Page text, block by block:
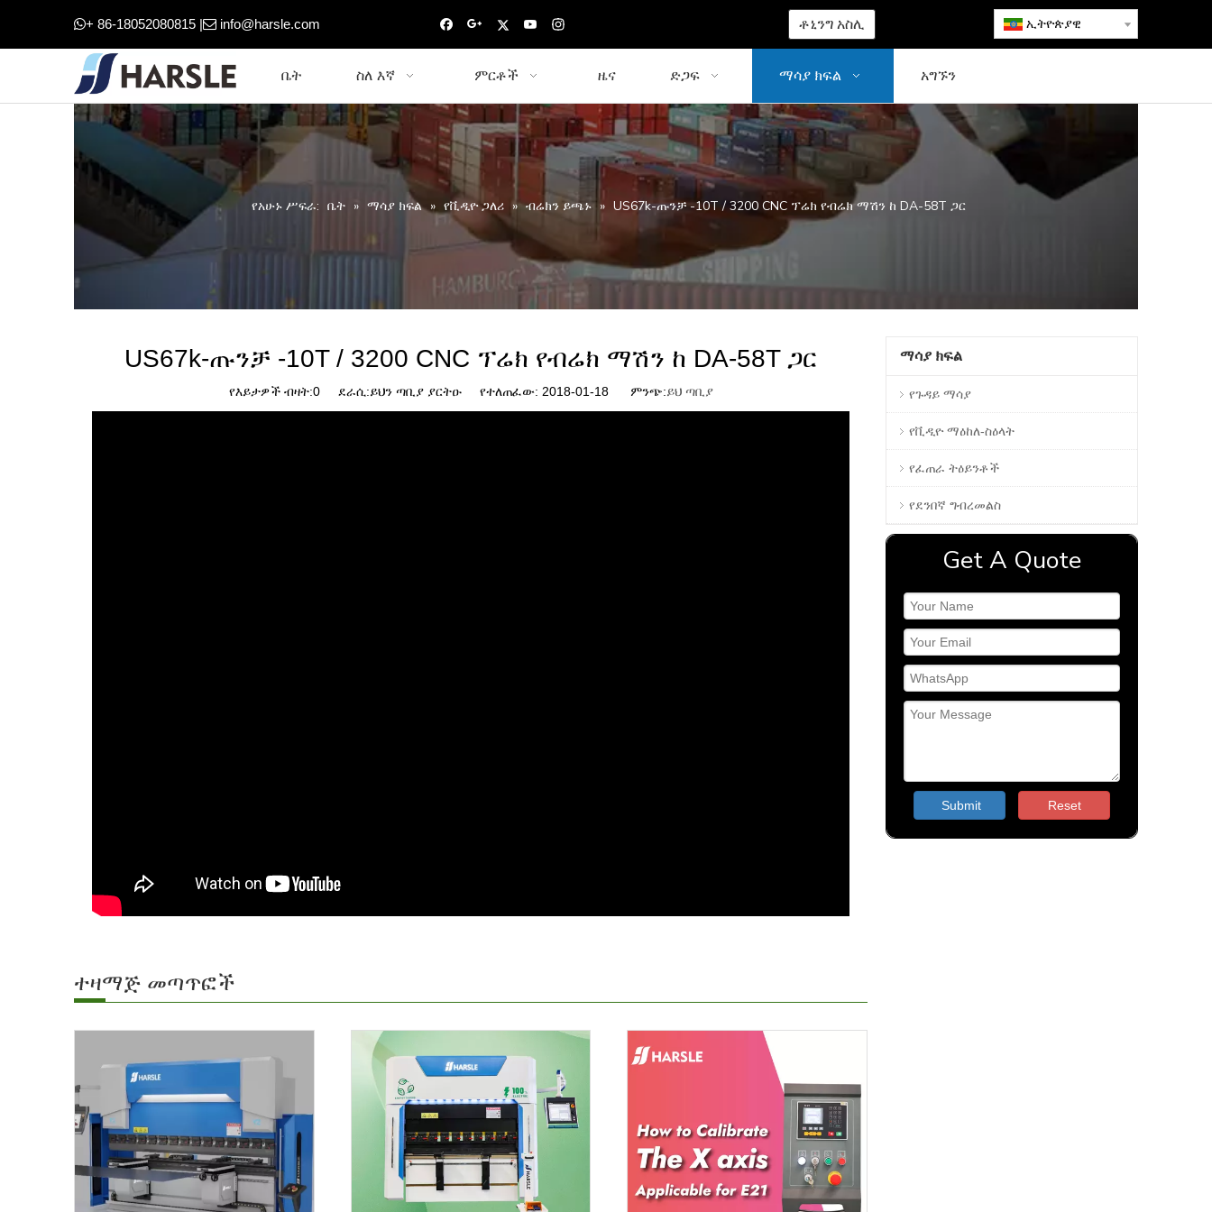
+ 86-18052080815 | info@harsle.com ቶኒንግ አስሊ ኢትዮጵያዊ
ቤት ስለ እኛ ምርቶች ዜና ድጋፍ ማሳያ ክፍል አግኙን
የአሁኑ ሥፍራ: ቤት » ማሳያ ክፍል » የቪዲዮ ጋለሪ » ብሬክን ይጫኑ » US67k-ጡንቻ -10T / 3200 CNC ፕሬክ የብሬክ ማሽን ከ DA-58T ጋር
US67k-ጡንቻ -10T / 3200 CNC ፕሬክ የብሬክ ማሽን ከ DA-58T ጋር
የእይታዎች ብዛት:0ደራሲ:ይህን ጣቢያ ያርትዑ የተለጠፈው: 2018-01-18 ምንጭ:ይህ ጣቢያ
ተዛማጅ መጣጥፎች
ማሳያ ክፍል
የጉዳይ ማሳያ
የቪዲዮ ማዕከለ-ስዕላት
የፈጠራ ትዕይንቶች
የደንበኛ ግብረመልስ
Get A Quote
Submit Reset